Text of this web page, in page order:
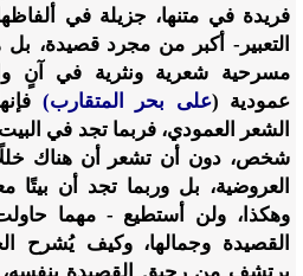
فريدة في متنها، جزيلة في
التعبير- أكبر من مجرد قصيدة،
مسرحية شعرية ونثرية في آنٍ
عمودية (على بحر المتقارب)
الشعر العمودي، فربما تجد في
شخص، دون أن تشعر أن هناك خللًا
العروضية، بل وربما تجد أن
وهكذا، ولن أستطيع - مهما
القصيدة وجمالها، وكيف يُشرح